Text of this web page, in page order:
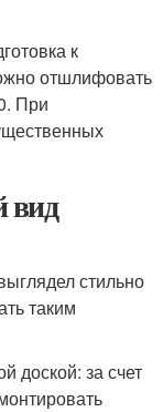
к
отшлифовать
При
вид
стильно
таким
доской: за счет